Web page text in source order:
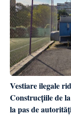
Vestiare ilegale
Construcțiile de
la pas de